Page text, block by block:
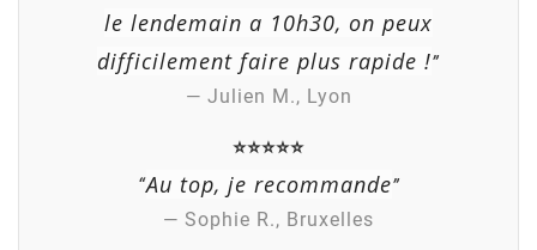
le lendemain a 10h30, on peux
difficilement faire plus rapide !”
— Julien M., Lyon
⭐⭐⭐⭐⭐
“Au top, je recommande”
— Sophie R., Bruxelles